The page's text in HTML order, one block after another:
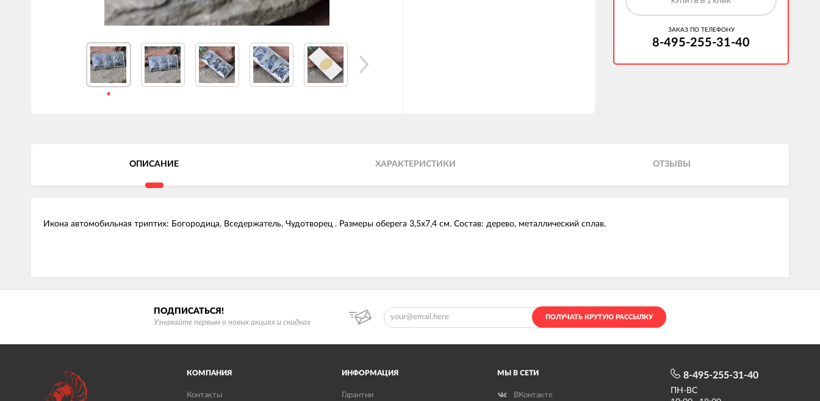
ЗАКАЗ ПО ТЕЛЕФОНУ
8-495-255-31-40
ОПИСАНИЕ ХАРАКТЕРИСТИКИ ОТЗЫВЫ
Икона автомобильная триптих: Богородица, Вседержатель, Чудотворец . Размеры оберега 3,5х7,4 см. Состав: дерево, металлический сплав.
ПОДПИСАТЬСЯ!
Узнавайте первым о новых акциях и скидках
ПОЛУЧАТЬ КРУТУЮ РАССЫЛКУ
КОМПАНИЯ
Контакты
ИНФОРМАЦИЯ
Гарантии
МЫ В СЕТИ
ВКонтакте
8-495-255-31-40
ПН-ВС